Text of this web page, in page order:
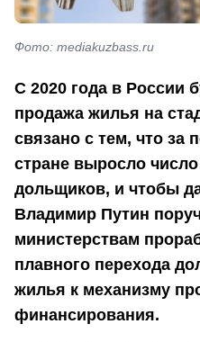
Фото: mediakuzbass.ru
С 2020 года в России
продажа жилья на
связано с тем, что за
стране выросло
дольщиков, и чтобы
Владимир Путин
министерствам
плавного перехода
жилья к механизму
финансирования.